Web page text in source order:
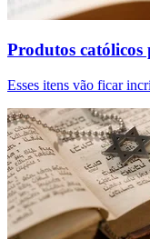
Produtos católicos
Esses itens vão ficar